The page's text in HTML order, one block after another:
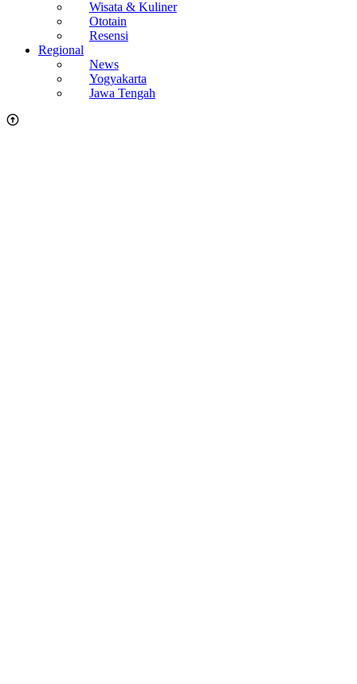
Wisata & Kuliner
Ototain
Resensi
Regional
News
Yogyakarta
Jawa Tengah